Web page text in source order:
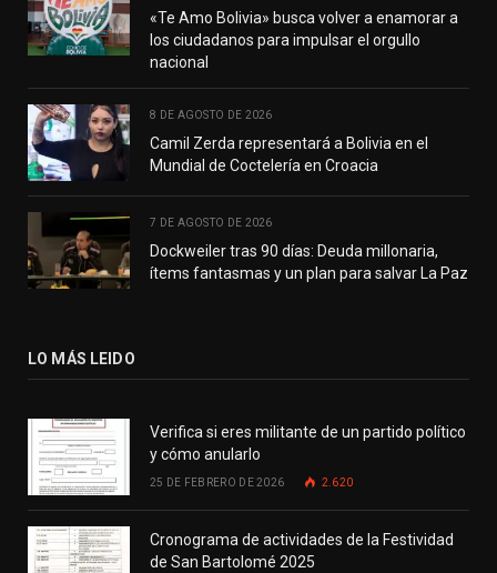
«Te Amo Bolivia» busca volver a enamorar a
los ciudadanos para impulsar el orgullo
nacional
8 DE AGOSTO DE 2026
Camil Zerda representará a Bolivia en el
Mundial de Coctelería en Croacia
7 DE AGOSTO DE 2026
Dockweiler tras 90 días: Deuda millonaria,
ítems fantasmas y un plan para salvar La Paz
LO MÁS LEIDO
Verifica si eres militante de un partido político
y cómo anularlo
25 DE FEBRERO DE 2026 2.620
Cronograma de actividades de la Festividad
de San Bartolomé 2025